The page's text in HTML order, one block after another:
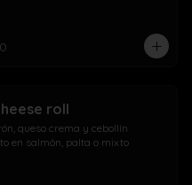
roll
queso crema y cebollín
en salmón, palta o mixto